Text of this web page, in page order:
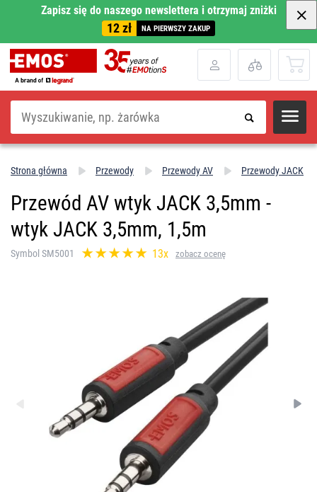
Zapisz się do naszego newslettera i otrzymaj zniżki
12 zł NA PIERWSZY ZAKUP
Szukaj
Strona główna Przewody Przewody AV Przewody JACK
Przewód AV wtyk JACK 3,5mm -
wtyk JACK 3,5mm, 1,5m
Symbol SM5001 13x zobacz ocenę